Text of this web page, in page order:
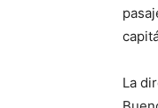
La